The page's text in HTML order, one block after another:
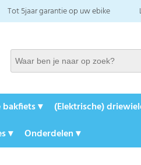
Tot 5jaar garantie op uw ebike
bakfiets ▾ (Elektrische)
▾ Onderdelen ▾